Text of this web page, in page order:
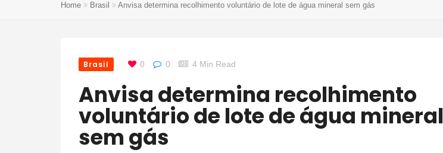
Home Brasil Anvisa determina recolhimento voluntário de lote de água mineral sem gás
Brasil 0 0 4 Min Read
Anvisa determina recolhimento
voluntário de lote de água mineral
sem gás